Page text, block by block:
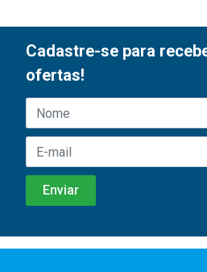
Cadastre-se para
ofertas!